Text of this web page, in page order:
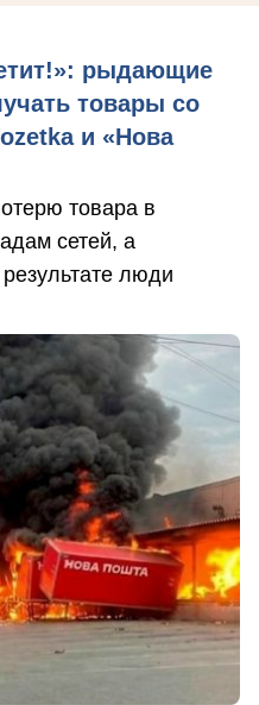
рыдающие
товары со
и «Нова
товара в
сетей, а
люди